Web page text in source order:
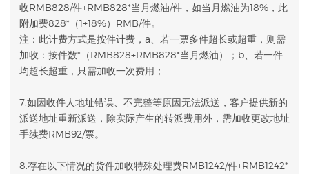
收RMB828/件+RMB828*当月燃油/件，如当月燃油为18%，此
附加费828*（1+18%）RMB/件。
注：此计费方式是按件计费，a、若一票多件超长或超重，则需
加收：按件数*（RMB828+RMB828*当月燃油）；b、若一件
均超长超重，只需加收一次费用；
7.如因收件人地址错误、不完整等原因无法派送，客户提供新的
派送地址重新派送，除实际产生的转派费用外，需加收更改地址
手续费RMB92/票。
8.存在以下情况的货件加收特殊处理费RMB1242/件+RMB1242*